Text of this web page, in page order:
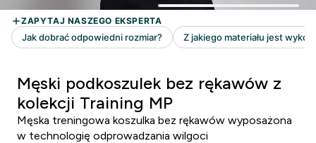
Męski podkoszulek bez rękawów z
kolekcji Training MP
Męska treningowa koszulka bez rękawów wyposażona
w technologię odprowadzania wilgoci